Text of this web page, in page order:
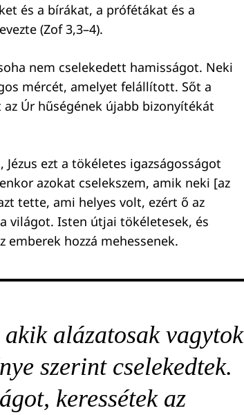
és a bírákat, a prófétákat és a
(Zof 3,3–4).
nem cselekedett hamisságot. Neki
mércét, amelyet felállított. Sőt a
Úr hűségének újabb bizonyítékát
ezt a tökéletes igazságosságot
azokat cselekszem, amik neki [az
tette, ami helyes volt, ezért ő az
világot. Isten útjai tökéletesek, és
emberek hozzá mehessenek.
alázatosak vagytok
szerint cselekedtek.
keressétek az